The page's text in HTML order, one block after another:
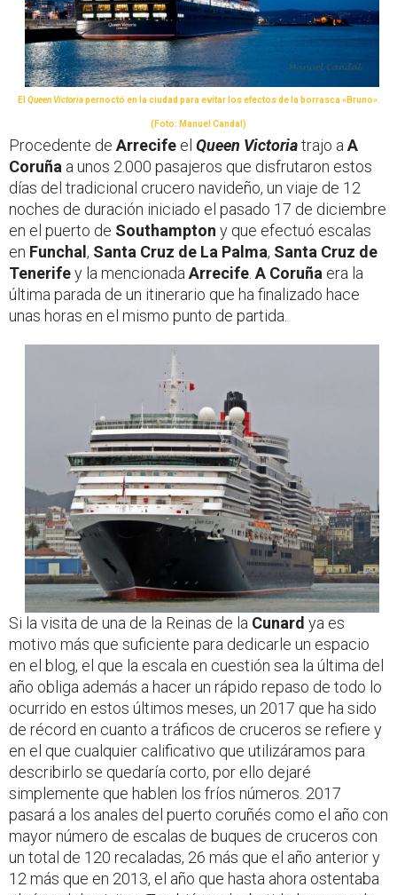
El Queen Victoriapernoctó en la ciudad para evitar los efectos de la borrasca «Bruno».
(Foto: Manuel Candal)
Procedente de Arrecife el Queen Victoriatrajo aA
Coruña a unos 2.000 pasajeros que disfrutaron estos
días del tradicional crucero navideño, un viaje de 12
noches de duración iniciado el pasado 17 de diciembre
en el puerto de Southampton y que efectuó escalas
en Funchal , Santa Cruz de La Palma, Santa Cruz de
Tenerifey la mencionadaArrecife. A Coruña era la
última parada de un itinerario que ha finalizado hace
unas horas en el mismo punto de partida.
Si la visita de una de la Reinas de la Cunard ya es
motivo más que suficiente para dedicarle un espacio
en el blog, el que la escala en cuestión sea la última del
año obliga además a hacer un rápido repaso de todo lo
ocurrido en estos últimos meses, un 2017 que ha sido
de récord en cuanto a tráficos de cruceros se refiere y
en el que cualquier calificativo que utilizáramos para
describirlo se quedaría corto, por ello dejaré
simplemente que hablen los fríos números. 2017
pasará a los anales del puerto coruñés como el año con
mayor número de escalas de buques de cruceros con
un total de 120 recaladas, 26 más que el año anterior y
12 más que en 2013, el año que hasta ahora ostentaba